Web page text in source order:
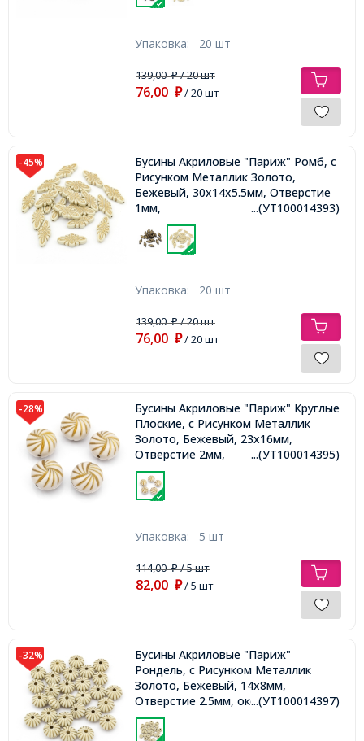
Упаковка: 20 шт
139,00₽/ 20 шт
76,00 ₽/ 20 шт
-45%
Бусины Акриловые "Париж" Ромб, с
Рисунком Металлик Золото,
Бежевый, 30x14x5.5мм, Отверстие
1мм,
...(УТ100014393)
Упаковка: 20 шт
139,00₽/ 20 шт
76,00 ₽/ 20 шт
-28%
Бусины Акриловые "Париж" Круглые
Плоские, с Рисунком Металлик
Золото, Бежевый, 23x16мм,
Отверстие 2мм,
...(УТ100014395)
Упаковка: 5 шт
114,00₽/ 5 шт
82,00 ₽/ 5 шт
-32%
Бусины Акриловые "Париж"
Рондель, с Рисунком Металлик
Золото, Бежевый, 14x8мм,
Отверстие 2.5мм, около 28шт/25г,
...(УТ100014397)